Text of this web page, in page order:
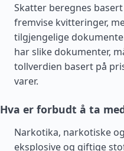
Skatter beregnes
fremvise kvitteringer,
tilgjengelige
har slike dokumenter,
tollverdien basert på
varer.
Hva er forbudt å ta
Narkotika, narkotiske
eksplosive og giftige